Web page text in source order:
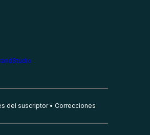
del suscriptor Correcciones